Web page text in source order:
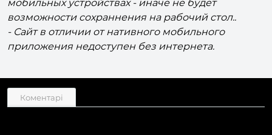
- Окно с предложением всплывает только на
мобильных устройствах - иначе не будет
возможности сохраннения на рабочий стол..
- Сайт в отличии от нативного мобильного